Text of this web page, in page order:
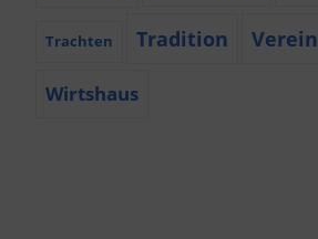
Trachten Tradition Verein
Wirtshaus